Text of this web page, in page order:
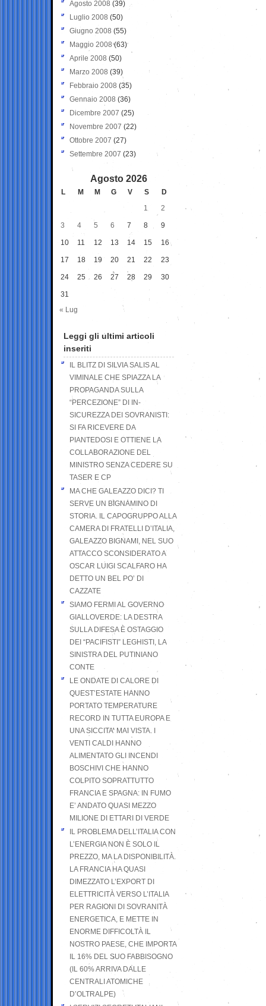
Agosto 2008 (39)
Luglio 2008 (50)
Giugno 2008 (55)
Maggio 2008(63)
Aprile 2008 (50)
Marzo 2008 (39)
Febbraio 2008 (35)
Gennaio 2008 (36)
Dicembre 2007 (25)
Novembre 2007 (22)
Ottobre 2007 (27)
Settembre 2007 (23)
Agosto 2026
L M M G V S
D
1
2
3 4 5 6 7 8 9
10 11 12 13 14 15 16
17 18 19 20 21 22 23
24 25 26 27 28 29 30
31
« Lug
Leggi gli ultimi articoli
inseriti
IL BLITZ DI SILVIA SALIS AL
VIMINALE CHE SPIAZZA LA
PROPAGANDA SULLA
“PERCEZIONE” DI IN-
SICUREZZA DEI SOVRANISTI:
SI FA RICEVERE DA
PIANTEDOSI E OTTIENE LA
COLLABORAZIONE DEL
MINISTRO SENZA CEDERE SU
TASER E CP
MA CHE GALEAZZO DICI? TI
SERVE UN BIGNAMINO DI
STORIA. IL CAPOGRUPPO ALLA
CAMERA DI FRATELLI D’ITALIA,
GALEAZZO BIGNAMI, NEL SUO
ATTACCO SCONSIDERATO A
OSCAR LUIGI SCALFARO HA
DETTO UN BEL PO’ DI
CAZZATE
SIAMO FERMI AL GOVERNO
GIALLOVERDE: LA DESTRA
SULLA DIFESA È OSTAGGIO
DEI “PACIFISTI” LEGHISTI, LA
SINISTRA DEL PUTINIANO
CONTE
LE ONDATE DI CALORE DI
QUEST’ESTATE HANNO
PORTATO TEMPERATURE
RECORD IN TUTTA EUROPA E
UNA SICCITA’ MAI VISTA. I
VENTI CALDI HANNO
ALIMENTATO GLI INCENDI
BOSCHIVI CHE HANNO
COLPITO SOPRATTUTTO
FRANCIA E SPAGNA: IN FUMO
E’ ANDATO QUASI MEZZO
MILIONE DI ETTARI DI VERDE
IL PROBLEMA DELL’ITALIA CON
L’ENERGIA NON È SOLO IL
PREZZO, MA LA DISPONIBILITÀ.
LA FRANCIA HA QUASI
DIMEZZATO L’EXPORT DI
ELETTRICITÀ VERSO L’ITALIA
PER RAGIONI DI SOVRANITÀ
ENERGETICA, E METTE IN
ENORME DIFFICOLTÀ IL
NOSTRO PAESE, CHE IMPORTA
IL 16% DEL SUO FABBISOGNO
(IL 60% ARRIVA DALLE
CENTRALI ATOMICHE
D’OLTRALPE)